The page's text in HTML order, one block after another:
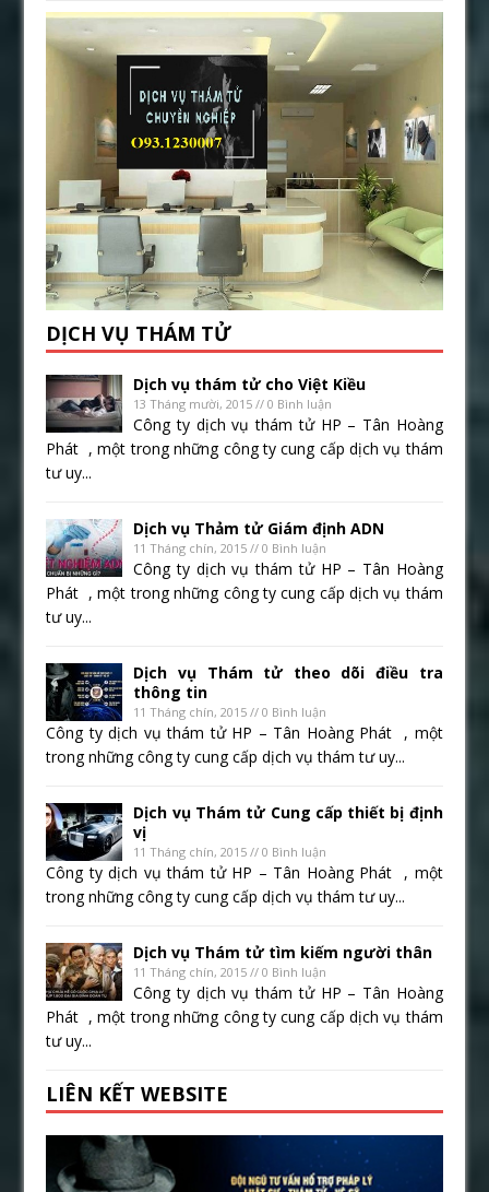
DỊCH VỤ THÁM TỬ
Dịch vụ thám tử cho Việt Kiều
13 Tháng mười, 2015 // 0 Bình luận
Công ty dịch vụ thám tử HP – Tân Hoàng
Phát , một trong những công ty cung cấp dịch vụ thám
tư uy...
Dịch vụ Thảm tử Giám định ADN
11 Tháng chín, 2015 // 0 Bình luận
Công ty dịch vụ thám tử HP – Tân Hoàng
Phát , một trong những công ty cung cấp dịch vụ thám
tư uy...
Dịch vụ Thám tử theo dõi điều tra
thông tin
11 Tháng chín, 2015 // 0 Bình luận
Công ty dịch vụ thám tử HP – Tân Hoàng Phát , một
trong những công ty cung cấp dịch vụ thám tư uy...
Dịch vụ Thám tử Cung cấp thiết bị định
vị
11 Tháng chín, 2015 // 0 Bình luận
Công ty dịch vụ thám tử HP – Tân Hoàng Phát , một
trong những công ty cung cấp dịch vụ thám tư uy...
Dịch vụ Thám tử tìm kiếm người thân
11 Tháng chín, 2015 // 0 Bình luận
Công ty dịch vụ thám tử HP – Tân Hoàng
Phát , một trong những công ty cung cấp dịch vụ thám
tư uy...
LIÊN KẾT WEBSITE